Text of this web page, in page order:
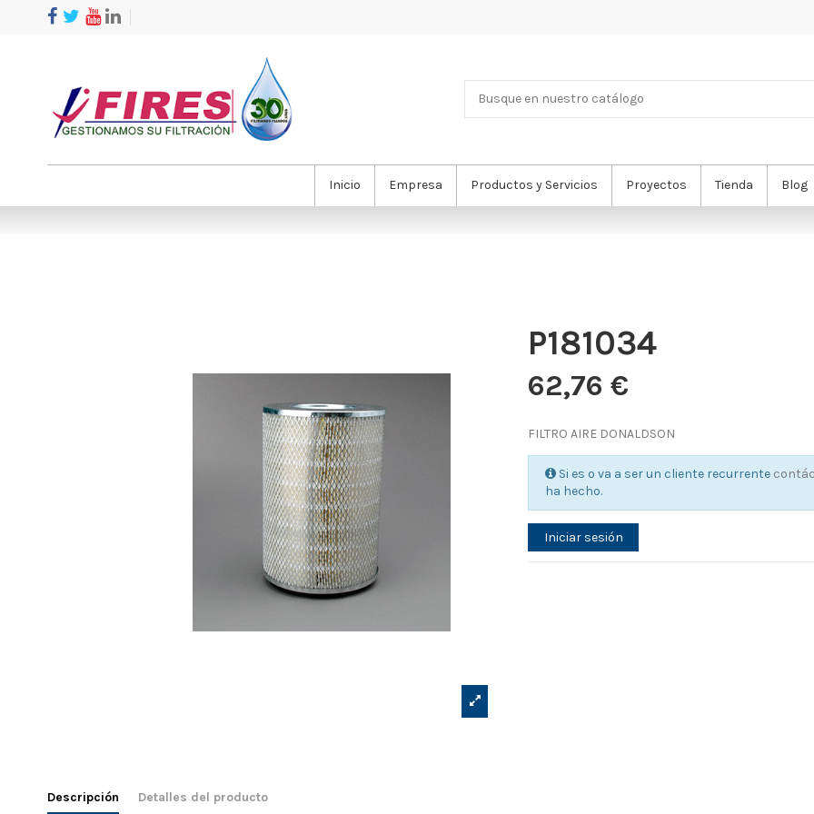
Inicio Empresa Productos y Servicios Proyectos Tienda Blog
P181034
62,76 €
FILTRO AIRE DONALDSON
Si es o va a ser un cliente recurrente
ha hecho.
Iniciar sesión
Descripción Detalles del producto